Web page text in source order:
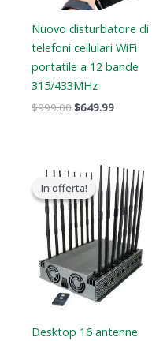
Nuovo disturbatore di
telefoni cellulari WiFi
portatile a 12 bande
315/433MHz
$999.00$649.99
In offerta!
In offerta!
Desktop 16 antenne
prezzo
originale
era:
$2,299.00.
Il
è: